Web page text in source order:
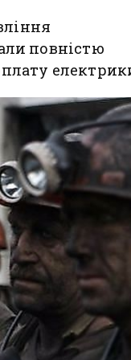
повністю